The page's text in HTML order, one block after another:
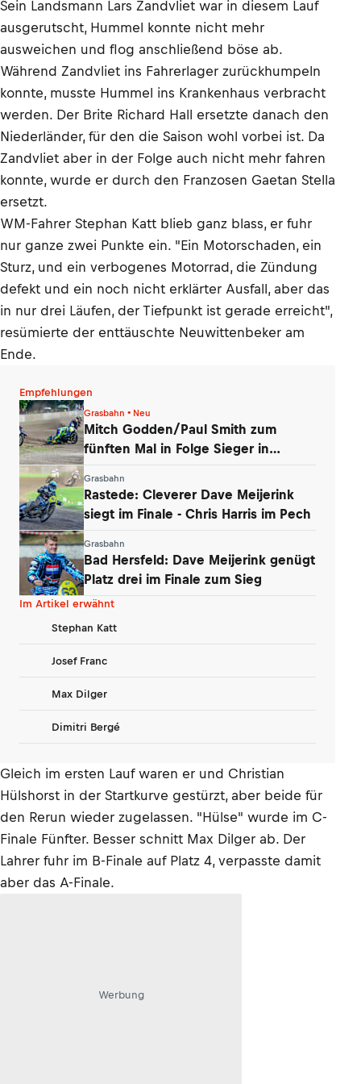
Sein Landsmann Lars Zandvliet war in diesem Lauf
ausgerutscht, Hummel konnte nicht mehr
ausweichen und flog anschließend böse ab.
Während Zandvliet ins Fahrerlager zurückhumpeln
konnte, musste Hummel ins Krankenhaus verbracht
werden. Der Brite Richard Hall ersetzte danach den
Niederländer, für den die Saison wohl vorbei ist. Da
Zandvliet aber in der Folge auch nicht mehr fahren
konnte, wurde er durch den Franzosen Gaetan Stella
ersetzt.
WM-Fahrer Stephan Katt blieb ganz blass, er fuhr
nur ganze zwei Punkte ein. "Ein Motorschaden, ein
Sturz, und ein verbogenes Motorrad, die Zündung
defekt und ein noch nicht erklärter Ausfall, aber das
in nur drei Läufen, der Tiefpunkt ist gerade erreicht",
resümierte der enttäuschte Neuwittenbeker am
Ende.
Empfehlungen
Grasbahn • Neu
Mitch Godden/Paul Smith zum
fünften Mal in Folge Sieger in
Grasbahn
Rastede: Cleverer Dave Meijerink
siegt im Finale - Chris Harris im Pech
Grasbahn
Bad Hersfeld: Dave Meijerink genügt
Platz drei im Finale zum Sieg
Im Artikel erwähnt
Stephan Katt
Josef Franc
Max Dilger
Dimitri Bergé
Gleich im ersten Lauf waren er und Christian
Hülshorst in der Startkurve gestürzt, aber beide für
den Rerun wieder zugelassen. "Hülse" wurde im C-
Finale Fünfter. Besser schnitt Max Dilger ab. Der
Lahrer fuhr im B-Finale auf Platz 4, verpasste damit
aber das A-Finale.
Werbung